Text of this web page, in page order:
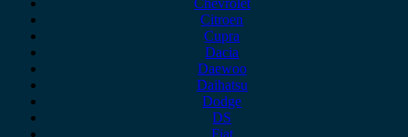
Chevrolet
Citroen
Cupra
Dacia
Daewoo
Daihatsu
Dodge
DS
Fiat